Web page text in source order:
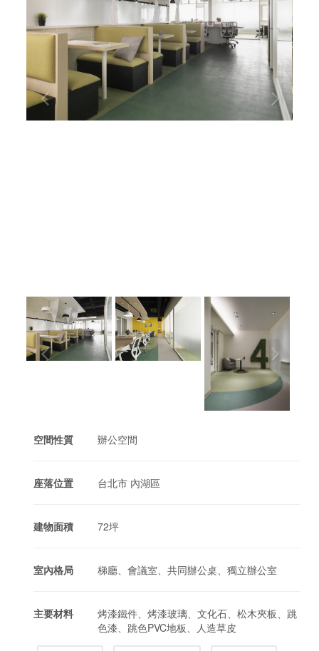
空間性質 辦公空間
座落位置 台北市 內湖區
建物面積 72坪
室內格局 梯廳、會議室、共同辦公桌、獨立辦公室
主要材料
烤漆鐵件、烤漆玻璃、文化石、松木夾板、跳
色漆、跳色PVC地板、人造草皮